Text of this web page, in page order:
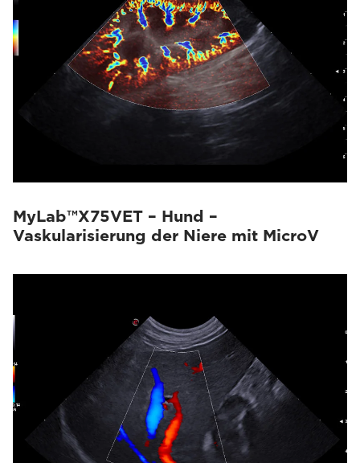
MyLab™X75VET – Hund –
Vaskularisierung der Niere mit MicroV